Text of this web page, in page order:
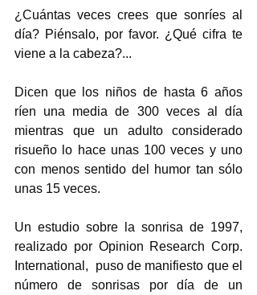
¿Cuántas veces crees que sonríes al
día? Piénsalo, por favor. ¿Qué cifra te
viene a la cabeza?...
Dicen que los niños de hasta 6 años
ríen una media de 300 veces al día
mientras que un adulto considerado
risueño lo hace unas 100 veces y uno
con menos sentido del humor tan sólo
unas 15 veces.
Un estudio sobre la sonrisa de 1997,
realizado por Opinion Research Corp.
International,  puso de manifiesto que el
número de sonrisas por día de un